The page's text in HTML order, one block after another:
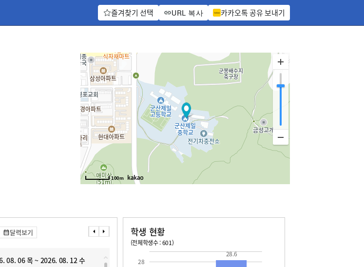
즐겨찾기 선택 URL 복사 카카오톡 공유 보내기
100m
달력보기
08. 06 목 ~ 2026. 08. 12 수 2026. 08. 13 목 ~ 2026. 08. 19 수
학생 현황
(전체학생수 : 601)
28
28.6